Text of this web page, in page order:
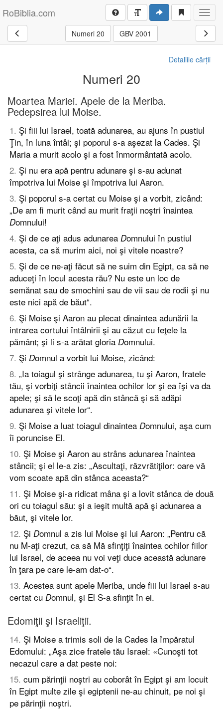
RoBiblia.com
Numeri 20 GBV 2001
Detaliile cărții
Numeri 20
Moartea Mariei. Apele de la Meriba.
Pedepsirea lui Moise.
1. Şi fiii lui Israel, toată adunarea, au ajuns în pustiul
Ţin, în luna întâi; şi poporul s-a aşezat la Cades. Şi
Maria a murit acolo şi a fost înmormântată acolo.
2. Şi nu era apă pentru adunare şi s-au adunat
împotriva lui Moise şi împotriva lui Aaron.
3. Şi poporul s-a certat cu Moise şi a vorbit, zicând:
„De am fi murit când au murit fraţii noştri înaintea
Domnului!
4. Şi de ce aţi adus adunarea Domnului în pustiul
acesta, ca să murim aici, noi şi vitele noastre?
5. Şi de ce ne-aţi făcut să ne suim din Egipt, ca să ne
aduceţi în locul acesta rău? Nu este un loc de
semănat sau de smochini sau de vii sau de rodii şi nu
este nici apă de băut“.
6. Şi Moise şi Aaron au plecat dinaintea adunării la
intrarea cortului întâlnirii şi au căzut cu feţele la
pământ; şi li s-a arătat gloria Domnului.
7. Şi Domnul a vorbit lui Moise, zicând:
8. „Ia toiagul şi strânge adunarea, tu şi Aaron, fratele
tău, şi vorbiţi stâncii înaintea ochilor lor şi ea îşi va da
apele; şi să le scoţi apă din stâncă şi să adăpi
adunarea şi vitele lor“.
9. Şi Moise a luat toiagul dinaintea Domnului, aşa cum
îi poruncise El.
10. Şi Moise şi Aaron au strâns adunarea înaintea
stâncii; şi el le-a zis: „Ascultaţi, răzvrătiţilor: oare vă
vom scoate apă din stânca aceasta?“
11. Şi Moise şi-a ridicat mâna şi a lovit stânca de două
ori cu toiagul său: şi a ieşit multă apă şi adunarea a
băut, şi vitele lor.
12. Şi Domnul a zis lui Moise şi lui Aaron: „Pentru că
nu M-aţi crezut, ca să Mă sfinţiţi înaintea ochilor fiilor
lui Israel, de aceea nu voi veţi duce această adunare
în ţara pe care le-am dat-o“.
13. Acestea sunt apele Meriba, unde fiii lui Israel s-au
certat cu Domnul, şi El S-a sfinţit în ei.
Edomiţii şi Israeliţii.
14. Şi Moise a trimis soli de la Cades la împăratul
Edomului: „Aşa zice fratele tău Israel: «Cunoşti tot
necazul care a dat peste noi:
15. cum părinţii noştri au coborât în Egipt şi am locuit
în Egipt multe zile şi egiptenii ne-au chinuit, pe noi şi
pe părinţii noştri.